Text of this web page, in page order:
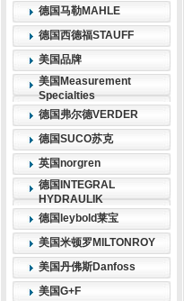
德国马勒MAHLE
德国西德福STAUFF
美国品牌
美国Measurement
Specialties
德国弗尔德VERDER
德国SUCO苏克
英国norgren
德国INTEGRAL
HYDRAULIK
德国leybold莱宝
美国米顿罗MILTONROY
美国丹佛斯Danfoss
美国G+F